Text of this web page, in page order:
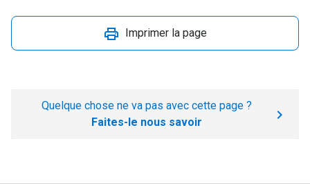
Imprimer la page
Quelque chose ne va pas avec cette page ?
Faites-le nous savoir